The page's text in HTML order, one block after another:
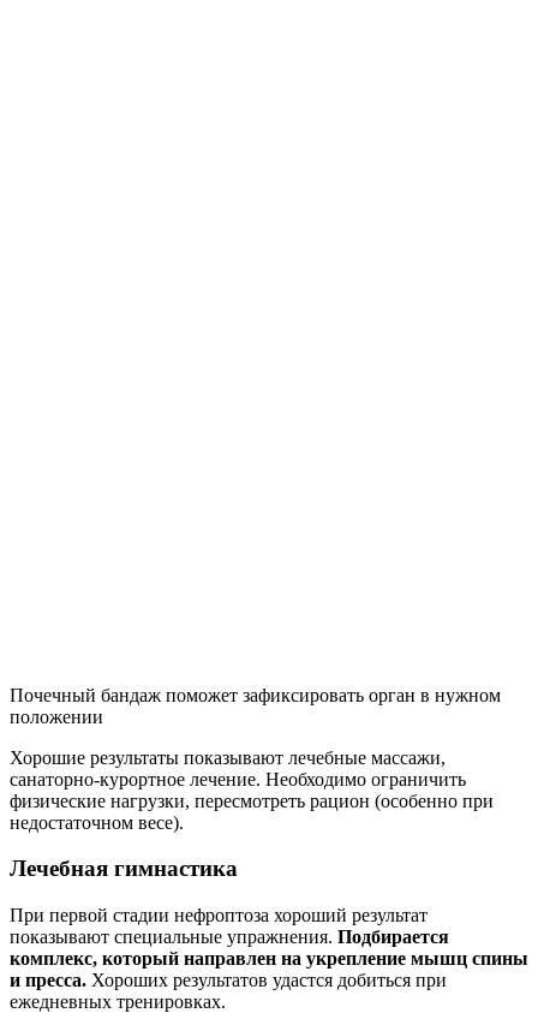
Почечный бандаж поможет зафиксировать орган в нужном
положении
Хорошие результаты показывают лечебные массажи,
санаторно-курортное лечение. Необходимо ограничить
физические нагрузки, пересмотреть рацион (особенно при
недостаточном весе).
Лечебная гимнастика
При первой стадии нефроптоза хороший результат
показывают специальные упражнения. Подбирается
комплекс, который направлен на укрепление мышц спины
и пресса. Хороших результатов удастся добиться при
ежедневных тренировках.